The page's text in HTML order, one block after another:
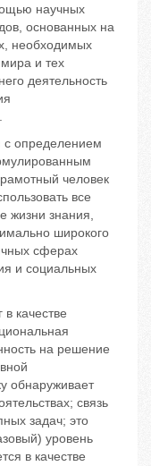
научных
основанных на
необходимых
и тех
деятельность
с определением
человек
все
жизни знания,
широкого
сферах
и социальных
качестве
на решение
обнаруживает
связь
задач; это
уровень
в качестве